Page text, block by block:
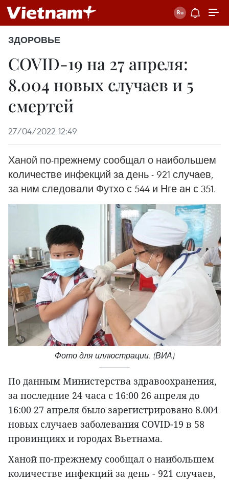
ЗДОРОВЬЕ
COVID-19 на 27 апреля:
8.004 новых случаев и 5
смертей
27/04/2022 12:49
Ханой по-прежнему сообщал о наибольшем
количестве инфекций за день - 921 случаев,
за ним следовали Футхо с 544 и Нге-ан с 351.
Фото для иллюстрации. (ВИА)
По данным Министерства здравоохранения,
за последние 24 часа с 16:00 26 апреля до
16:00 27 апреля было зарегистрировано 8.004
новых случаев заболевания COVID-19 в 58
провинциях и городах Вьетнама.
Ханой по-прежнему сообщал о наибольшем
количестве инфекций за день - 921 случаев,